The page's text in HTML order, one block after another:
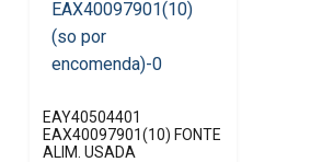
EAY40504401
EAX40097901(10) FONTE
ALIM. USADA